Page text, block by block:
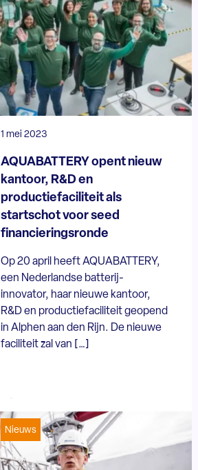
1 mei 2023
AQUABATTERY opent nieuw
kantoor, R&D en
productiefaciliteit als
startschot voor seed
financieringsronde
Op 20 april heeft AQUABATTERY,
een Nederlandse batterij-
innovator, haar nieuwe kantoor,
R&D en productiefaciliteit geopend
in Alphen aan den Rijn. De nieuwe
faciliteit zal van […]
Nieuws